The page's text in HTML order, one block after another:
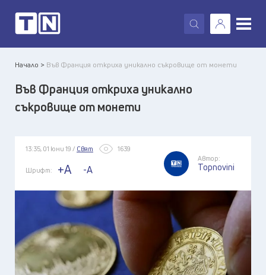
X
Начало > Във Франция откриха уникално съкровище от монети
Във Франция откриха уникално
съкровище от монети
13:35, 01 юни 19 / Свят 1639
Шрифт: +A -A
Автор:
Topnovini